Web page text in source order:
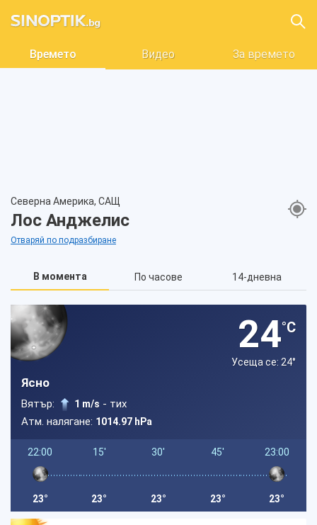
Времето Видео За времето
Северна Америка, САЩ
Лос Анджелис
Отваряй по подразбиране
В момента По часове 14-дневна
24°C
Усеща се: 24°
Ясно
Вятър: 1 m/s - тих
Атм. налягане: 1014.97 hPa
22:00
23°
15'
23°
30'
23°
45'
23°
23:00
23°